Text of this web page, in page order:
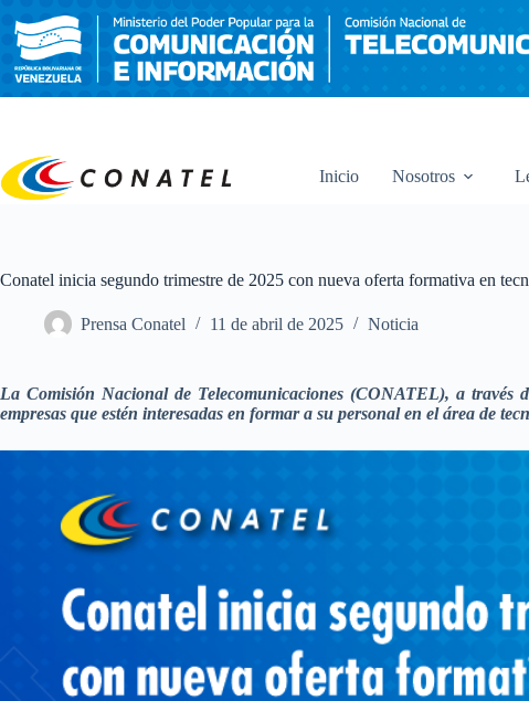
contenido
Inicio Nosotros
Conatel inicia segundo trimestre de 2025 con nueva oferta formativa en
Prensa Conatel 11 de abril de 2025 Noticia
La Comisión Nacional de Telecomunicaciones (CONATEL), a
empresas que estén interesadas en formar a su personal en el área de